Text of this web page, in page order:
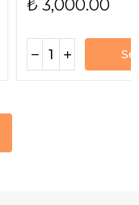
₺ 3,000.00